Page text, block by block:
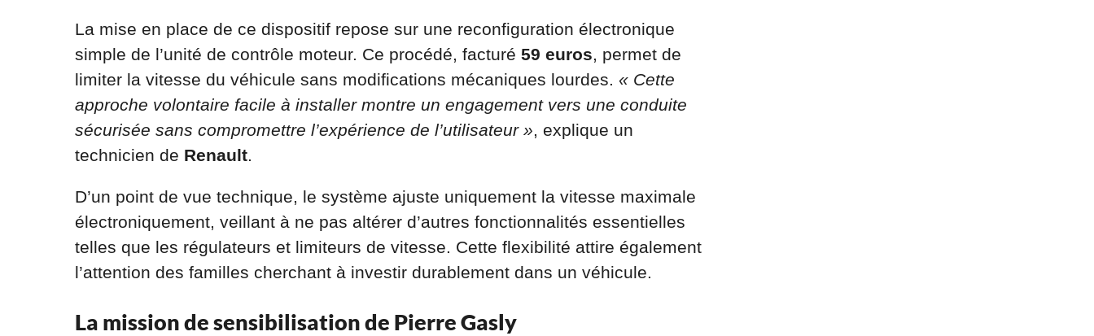
La mise en place de ce dispositif repose sur une reconfiguration électronique
simple de l’unité de contrôle moteur. Ce procédé, facturé 59 euros , permet de
limiter la vitesse du véhicule sans modifications mécaniques lourdes. « Cette
approche volontaire facile à installer montre un engagement vers une conduite
sécurisée sans compromettre l’expérience de l’utilisateur » , explique un
technicien de Renault
D’un point de vue technique, le système ajuste uniquement la vitesse maximale
électroniquement, veillant à ne pas altérer d’autres fonctionnalités essentielles
telles que les régulateurs et limiteurs de vitesse. Cette flexibilité attire également
l’attention des familles cherchant à investir durablement dans un véhicule.
La mission de sensibilisation de Pierre Gasly